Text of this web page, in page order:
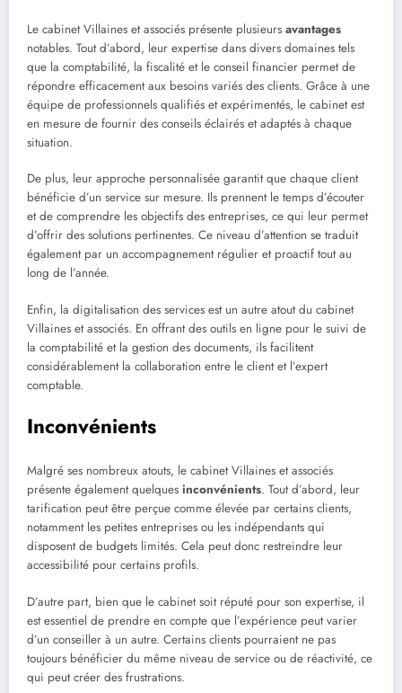
Le cabinet Villaines et associés présente plusieurs avantages
notables. Tout d’abord, leur expertise dans divers domaines tels
que la comptabilité, la fiscalité et le conseil financier permet de
répondre efficacement aux besoins variés des clients. Grâce à une
équipe de professionnels qualifiés et expérimentés, le cabinet est
en mesure de fournir des conseils éclairés et adaptés à chaque
situation.
De plus, leur approche personnalisée garantit que chaque client
bénéficie d’un service sur mesure. Ils prennent le temps d’écouter
et de comprendre les objectifs des entreprises, ce qui leur permet
d’offrir des solutions pertinentes. Ce niveau d’attention se traduit
également par un accompagnement régulier et proactif tout au
long de l’année.
Enfin, la digitalisation des services est un autre atout du cabinet
Villaines et associés. En offrant des outils en ligne pour le suivi de
la comptabilité et la gestion des documents, ils facilitent
considérablement la collaboration entre le client et l’expert
comptable.
Inconvénients
Malgré ses nombreux atouts, le cabinet Villaines et associés
présente également quelques inconvénients. Tout d’abord, leur
tarification peut être perçue comme élevée par certains clients,
notamment les petites entreprises ou les indépendants qui
disposent de budgets limités. Cela peut donc restreindre leur
accessibilité pour certains profils.
D’autre part, bien que le cabinet soit réputé pour son expertise, il
est essentiel de prendre en compte que l’expérience peut varier
d’un conseiller à un autre. Certains clients pourraient ne pas
toujours bénéficier du même niveau de service ou de réactivité, ce
qui peut créer des frustrations.